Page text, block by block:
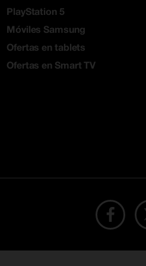
PlayStation 5
Móviles Samsung
Ofertas en tablets
Ofertas en Smart TV